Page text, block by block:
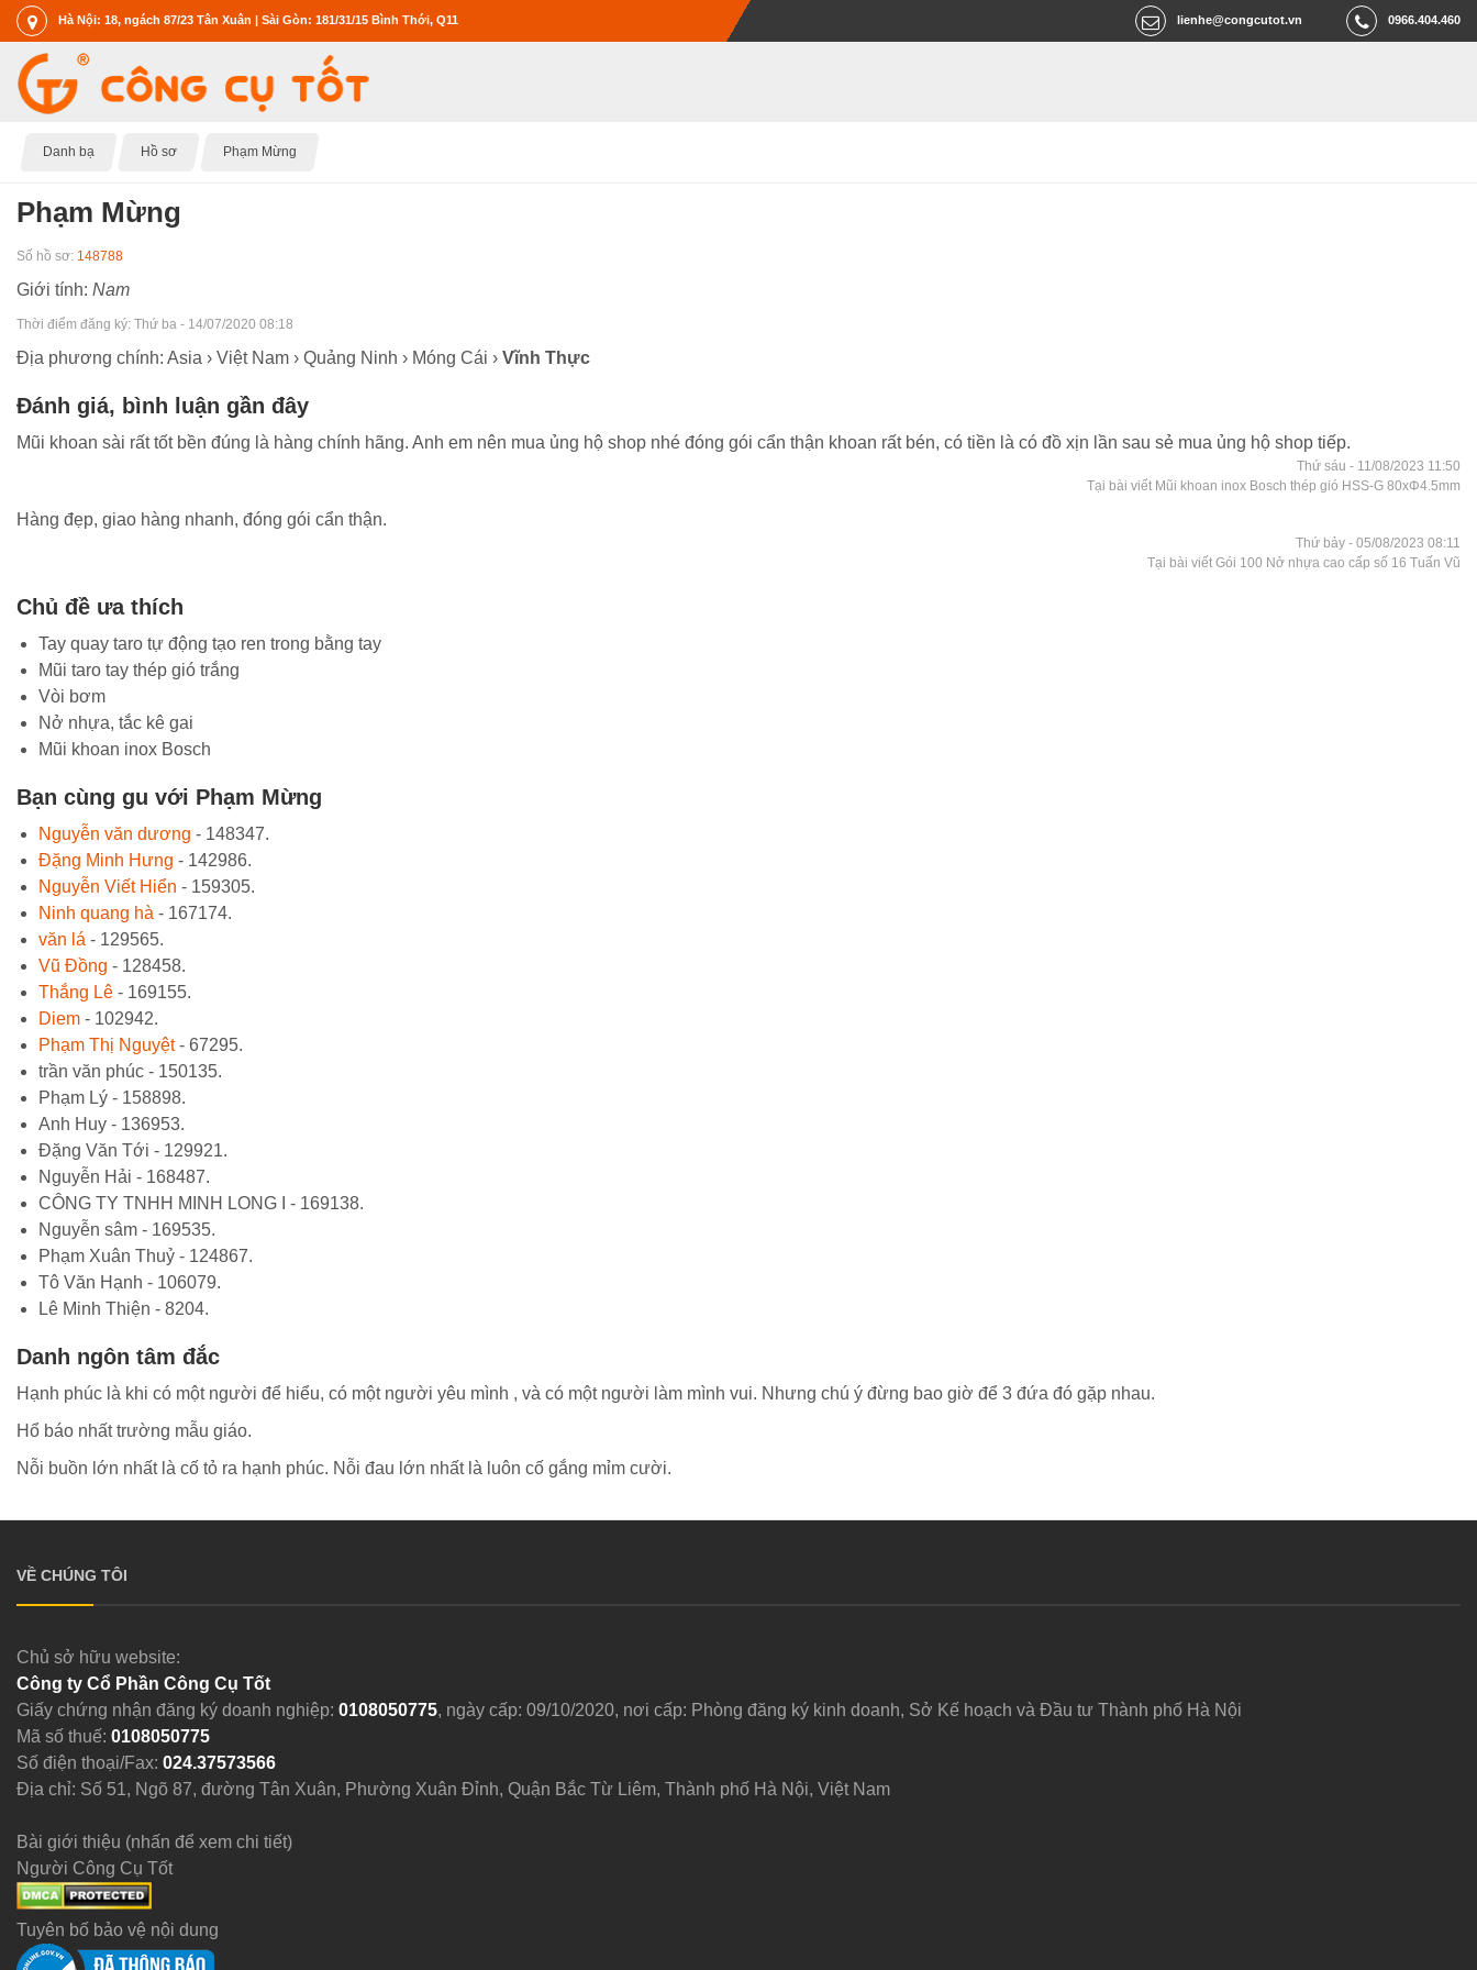
Hà Nội: 18, ngách 87/23 Tân Xuân | Sài Gòn: 181/31/15 Bình Thới, Q11 0966.404.460
lienhe@congcutot.vn
Danh bạ Hồ sơ Phạm Mừng
Phạm Mừng
Số hồ sơ: 148788
Giới tính: Nam
Thời điểm đăng ký: Thứ ba - 14/07/2020 08:18
Địa phương chính: Asia › Việt Nam › Quảng Ninh › Móng Cái › Vĩnh Thực
Đánh giá, bình luận gần đây
Mũi khoan sài rất tốt bền đúng là hàng chính hãng. Anh em nên mua ủng hộ shop nhé đóng gói cẩn thận khoan rất bén, có tiền là có đồ xịn lần sau sẻ mua ủng hộ shop tiếp.
Thứ sáu - 11/08/2023 11:50
Tại bài viết Mũi khoan inox Bosch thép gió HSS-G 80xΦ4.5mm
Hàng đẹp, giao hàng nhanh, đóng gói cẩn thận.
Thứ bảy - 05/08/2023 08:11
Tại bài viết Gói 100 Nở nhựa cao cấp số 16 Tuấn Vũ
Chủ đề ưa thích
Tay quay taro tự động tạo ren trong bằng tay
Mũi taro tay thép gió trắng
Vòi bơm
Nở nhựa, tắc kê gai
Mũi khoan inox Bosch
Bạn cùng gu với Phạm Mừng
Nguyễn văn dương - 148347.
Đặng Minh Hưng - 142986.
Nguyễn Viết Hiển - 159305.
Ninh quang hà - 167174.
văn lá - 129565.
Vũ Đồng - 128458.
Thắng Lê - 169155.
Diem - 102942.
Phạm Thị Nguyệt- 67295.
trần văn phúc - 150135.
Phạm Lý - 158898.
Anh Huy - 136953.
Đặng Văn Tới - 129921.
Nguyễn Hải - 168487.
CÔNG TY TNHH MINH LONG I - 169138.
Nguyễn sâm - 169535.
Phạm Xuân Thuỷ - 124867.
Tô Văn Hạnh - 106079.
Lê Minh Thiện - 8204.
Danh ngôn tâm đắc
Hạnh phúc là khi có một người để hiểu, có một người yêu mình , và có một người làm mình vui. Nhưng chú ý đừng bao giờ để 3 đứa đó gặp nhau.
Hổ báo nhất trường mẫu giáo.
Nỗi buồn lớn nhất là cố tỏ ra hạnh phúc. Nỗi đau lớn nhất là luôn cố gắng mỉm cười.
VỀ CHÚNG TÔI
Chủ sở hữu website:
Công ty Cổ Phần Công Cụ Tốt
Giấy chứng nhận đăng ký doanh nghiệp: 0108050775, ngày cấp: 09/10/2020, nơi cấp: Phòng đăng ký kinh doanh, Sở Kế hoạch và Đầu tư Thành phố Hà Nội
Mã số thuế: 0108050775
Số điện thoại/Fax: 024.37573566
Địa chỉ: Số 51, Ngõ 87, đường Tân Xuân, Phường Xuân Đỉnh, Quận Bắc Từ Liêm, Thành phố Hà Nội, Việt Nam
Bài giới thiệu (nhấn để xem chi tiết)
Người Công Cụ Tốt
Tuyên bố bảo vệ nội dung